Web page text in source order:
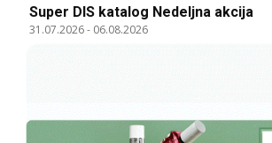
Super DIS katalog Nedeljna akcija
31.07.2026- 06.08.2026